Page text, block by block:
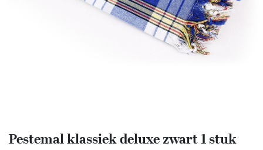
Pestemal klassiek deluxe zwart 1 stuk